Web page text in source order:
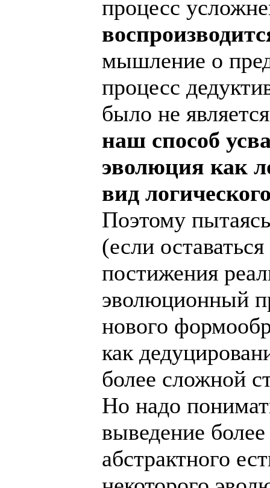
процесс
мышление о
процесс
было не
наш способ
эволюция как
вид
Поэтому
(если
постижения
эволюционный
нового
как
более сложной
Но надо
выведение
абстрактного